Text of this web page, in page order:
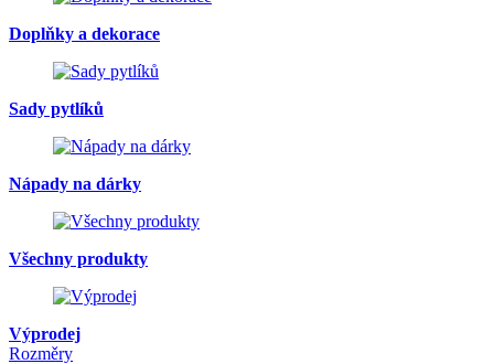
Doplňky a dekorace
Sady pytlíků
Nápady na dárky
Všechny produkty
Výprodej
Rozměry